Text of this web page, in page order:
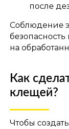
после
Соблюдение
на
Как
клещей?
Чтобы